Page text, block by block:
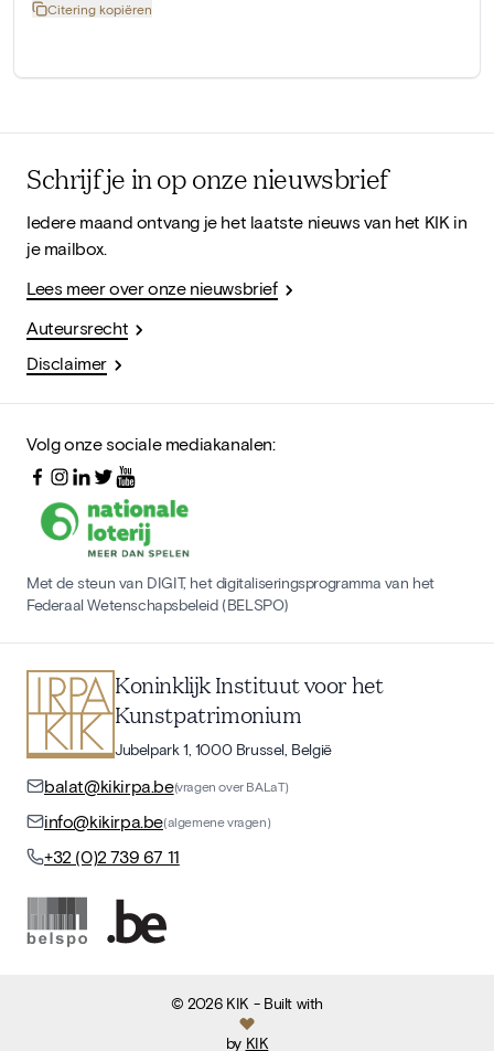
Citering kopiëren
Schrijf je in op onze nieuwsbrief
Iedere maand ontvang je het laatste nieuws van het KIK in
je mailbox.
Lees meer over onze nieuwsbrief
Auteursrecht
Disclaimer
Volg onze sociale mediakanalen:
Met de steun van DIGIT, het digitaliseringsprogramma van het
Federaal Wetenschapsbeleid (BELSPO)
Koninklijk Instituut voor het
Kunstpatrimonium
Jubelpark 1, 1000 Brussel, België
balat@kikirpa.be(vragen over BALaT)
info@kikirpa.be(algemene vragen)
+32 (0)2 739 67 11
©2026 KIK - Built with
by KIK